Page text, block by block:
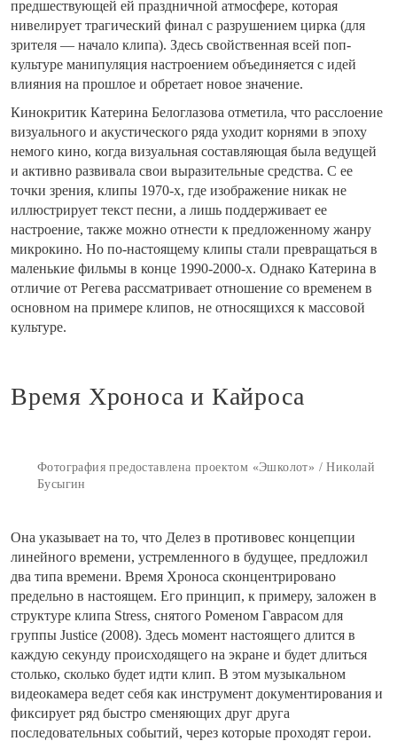
предшествующей ей праздничной атмосфере, которая
нивелирует трагический финал с разрушением цирка (для
зрителя — начало клипа). Здесь свойственная всей поп-
культуре манипуляция настроением объединяется с идей
влияния на прошлое и обретает новое значение.
Кинокритик Катерина Белоглазова отметила, что расслоение
визуального и акустического ряда уходит корнями в эпоху
немого кино, когда визуальная составляющая была ведущей
и активно развивала свои выразительные средства. С ее
точки зрения, клипы 1970-х, где изображение никак не
иллюстрирует текст песни, а лишь поддерживает ее
настроение, также можно отнести к предложенному жанру
микрокино. Но по-настоящему клипы стали превращаться в
маленькие фильмы в конце 1990-2000-х. Однако Катерина в
отличие от Регева рассматривает отношение со временем в
основном на примере клипов, не относящихся к массовой
культуре.
Время Хроноса и Кайроса
Фотография предоставлена проектом «Эшколот» / Николай
Бусыгин
Она указывает на то, что Делез в противовес концепции
линейного времени, устремленного в будущее, предложил
два типа времени. Время Хроноса сконцентрировано
предельно в настоящем. Его принцип, к примеру, заложен в
структуре клипа Stress, снятого Роменом Гаврасом для
группы Justice (2008). Здесь момент настоящего длится в
каждую секунду происходящего на экране и будет длиться
столько, сколько будет идти клип. В этом музыкальном
видеокамера ведет себя как инструмент документирования и
фиксирует ряд быстро сменяющих друг друга
последовательных событий, через которые проходят герои.